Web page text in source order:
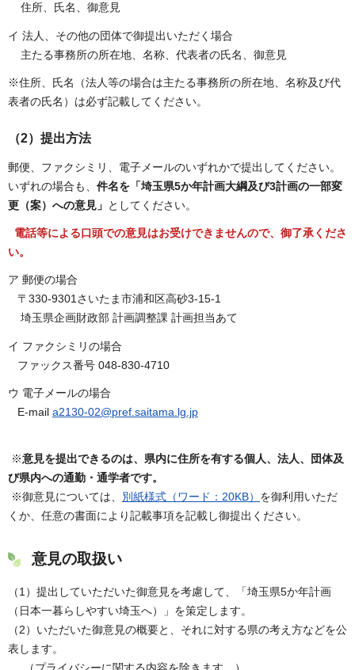
住所、氏名、御意見
イ 法人、その他の団体で御提出いただく場合
主たる事務所の所在地、名称、代表者の氏名、御意見
※住所、氏名（法人等の場合は主たる事務所の所在地、名称及び代
表者の氏名）は必ず記載してください。
（2）提出方法
郵便、ファクシミリ、電子メールのいずれかで提出してください。
いずれの場合も、 件名を「埼玉県5か年計画大綱及び3計画の一部変
更（案）への意見」 としてください。
電話等による口頭での意見はお受けできませんので、御了承くださ
い。
ア 郵便の場合
〒330-9301さいたま市浦和区高砂3-15-1
埼玉県企画財政部 計画調整課 計画担当あて
イ ファクシミリの場合
ファックス番号 048-830-4710
ウ 電子メールの場合
E-mail a2130-02@pref.saitama.lg.jp
※意見を提出できるのは、県内に住所を有する個人、法人、団体及
び県内への通勤・通学者です。
※御意見については、 別紙様式（ワード：20KB） を御利用いただ
くか、任意の書面により記載事項を記載し御提出ください。
意見の取扱い
（1）提出していただいた御意見を考慮して、「埼玉県5か年計画
（日本一暮らしやすい埼玉へ）」を策定します。
（2）いただいた御意見の概要と、それに対する県の考え方などを公
表します。